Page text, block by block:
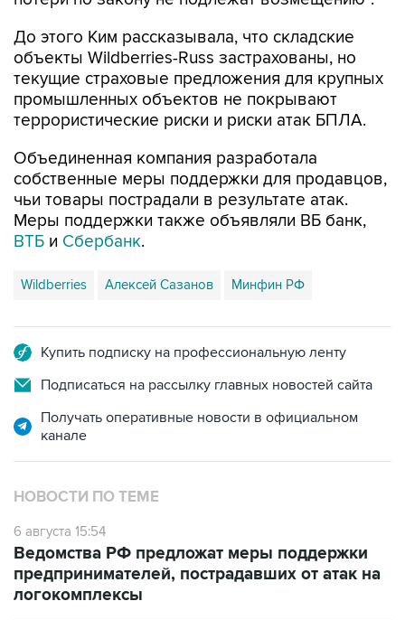
До этого Ким рассказывала, что складские
объекты Wildberries-Russ застрахованы, но
текущие страховые предложения для крупных
промышленных объектов не покрывают
террористические риски и риски атак БПЛА.
Объединенная компания разработала
собственные меры поддержки для продавцов,
чьи товары пострадали в результате атак.
Меры поддержки также объявляли ВБ банк,
ВТБ и Сбербанк.
Wildberries Алексей Сазанов Минфин РФ
Купить подписку на профессиональную ленту
Подписаться на рассылку главных новостей сайта
Получать оперативные новости в официальном
канале
НОВОСТИ ПО ТЕМЕ
6 августа 15:54
Ведомства РФ предложат меры поддержки
предпринимателей, пострадавших от атак на
логокомплексы